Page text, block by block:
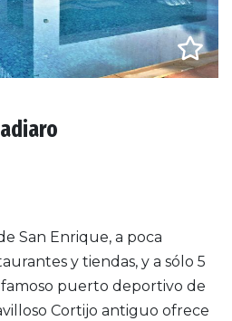
San Enrique, a poca
y tiendas, y a sólo 5
puerto deportivo de
Cortijo antiguo ofrece